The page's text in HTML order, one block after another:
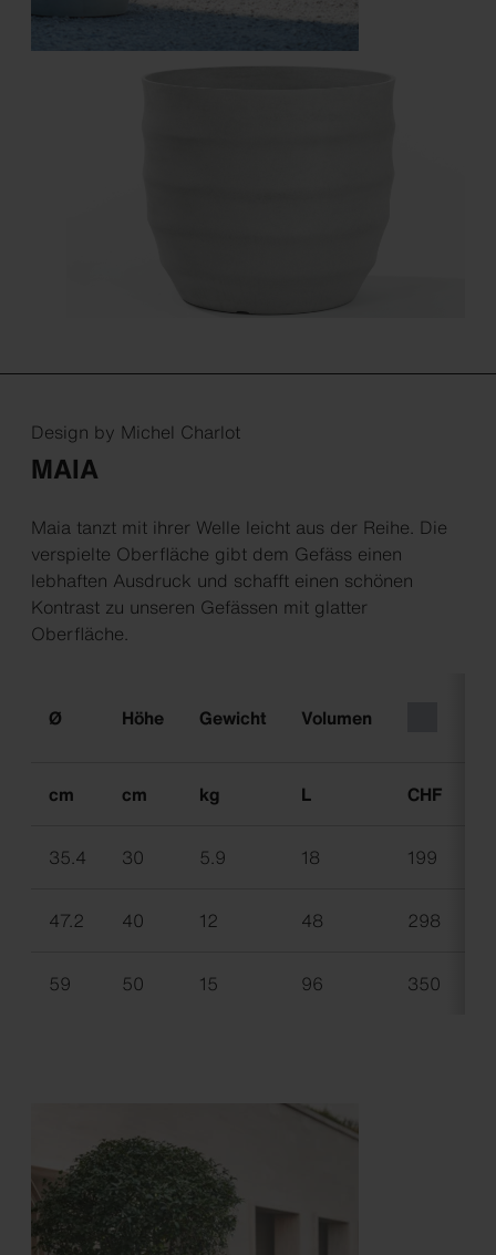
Design by Michel Charlot
MAIA
Maia tanzt mit ihrer Welle leicht aus der Reihe. Die
verspielte Oberfläche gibt dem Gefäss einen
lebhaften Ausdruck und schafft einen schönen
Kontrast zu unseren Gefässen mit glatter
Oberfläche.
Ø Höhe Gewicht Volumen
cm cm kg L CHF
35.4 30 5.9 18 199
47.2 40 12 48 298
59 50 15 96 350